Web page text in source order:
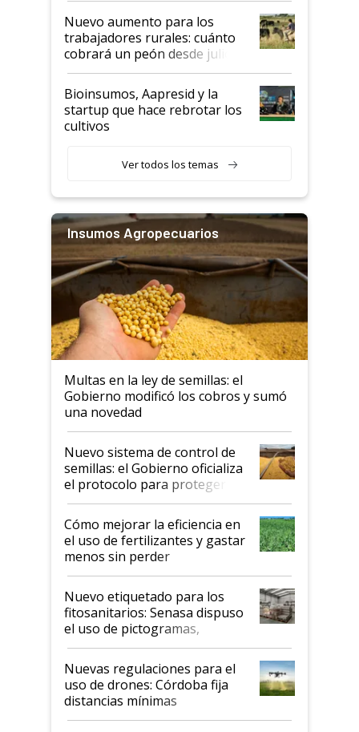
Nuevo aumento para los
trabajadores rurales: cuánto
cobrará un peón desde julio
Bioinsumos, Aapresid y la
startup que hace rebrotar los
cultivos
Ver todos los temas
Insumos Agropecuarios
Multas en la ley de semillas: el
Gobierno modificó los cobros y sumó
una novedad
Nuevo sistema de control de
semillas: el Gobierno oficializa
el protocolo para proteger la
propiedad intelectual
Cómo mejorar la eficiencia en
el uso de fertilizantes y gastar
menos sin perder
productividad en la campaña
fina
Nuevo etiquetado para los
fitosanitarios: Senasa dispuso
el uso de pictogramas,
palabras de advertencia e
indicaciones
Nuevas regulaciones para el
uso de drones: Córdoba fija
distancias mínimas